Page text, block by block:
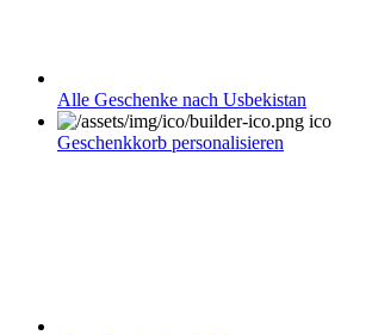
Alle Geschenke nach Usbekistan
Geschenkkorb personalisieren